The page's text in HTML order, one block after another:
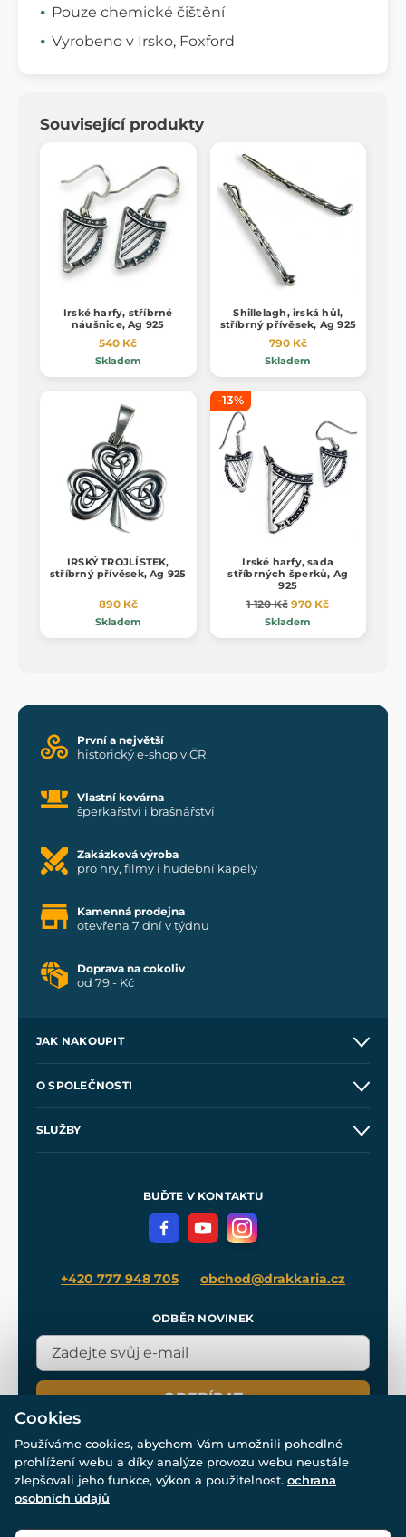
Pouze chemické čištění
Vyrobeno v Irsko, Foxford
Související produkty
Irské harfy, stříbrné
náušnice, Ag 925
540 Kč
Skladem
Shillelagh, irská hůl,
stříbrný přívěsek, Ag 925
790 Kč
Skladem
IRSKÝ TROJLÍSTEK,
stříbrný přívěsek, Ag 925
890 Kč
Skladem
-13%
Irské harfy, sada
stříbrných šperků, Ag
925
1 120 Kč 970 Kč
Skladem
První a největší
historický e-shop v ČR
Vlastní kovárna
šperkařství i brašnářství
Zakázková výroba
pro hry, filmy i hudební kapely
Kamenná prodejna
otevřena 7 dní v týdnu
Doprava na cokoliv
od 79,- Kč
JAK NAKOUPIT
Velkoobchod
O SPOLEČNOSTI
SLUŽBY
Meče pro Kingdom Come
BUĎTE V KONTAKTU
+420 777 948 705 obchod@drakkaria.cz
ODBĚR NOVINEK
ODEBÍRAT
© Všechna práva vyhrazena. www.drakkaria.cz 2007-2026.
Cookies
Používáme cookies, abychom Vám umožnili pohodlné
prohlížení webu a díky analýze provozu webu neustále
zlepšovali jeho funkce, výkon a použitelnost. ochrana
osobních údajů